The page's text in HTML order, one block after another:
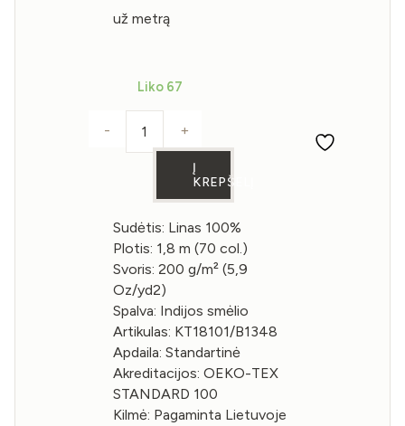
už metrą
Liko 67
produkto kiekis: Lininė medžiaga Indijos
- +
Į
KREPŠELĮ
Sudėtis: Linas 100%
Plotis: 1,8 m (70 col.)
Svoris: 200 g/m² (5,9
Oz/yd2)
Spalva: Indijos smėlio
Artikulas: KT18101/B1348
Apdaila: Standartinė
Akreditacijos: OEKO-TEX
STANDARD 100
Kilmė: Pagaminta Lietuvoje